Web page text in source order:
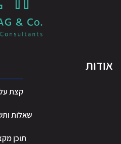
קצת עלינו
שאלות
תוכן מקצועי